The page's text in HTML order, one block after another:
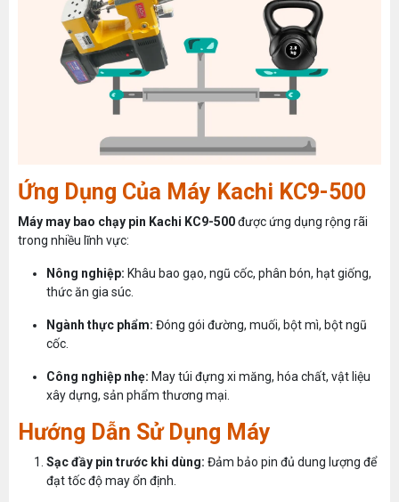
Ứng Dụng Của Máy Kachi KC9-500
Máy may bao chạy pin Kachi KC9-500được ứng dụng rộng rãi
trong nhiều lĩnh vực:
Nông nghiệp: Khâu bao gạo, ngũ cốc, phân bón, hạt giống,
thức ăn gia súc.
Ngành thực phẩm: Đóng gói đường, muối, bột mì, bột ngũ
cốc.
Công nghiệp nhẹ: May túi đựng xi măng, hóa chất, vật liệu
xây dựng, sản phẩm thương mại.
Hướng Dẫn Sử Dụng Máy
Sạc đầy pin trước khi dùng: Đảm bảo pin đủ dung lượng để
đạt tốc độ may ổn định.